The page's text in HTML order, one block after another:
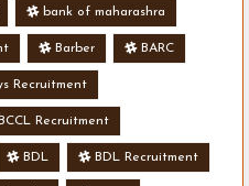
bank of maharashra
Barber BARC
Recruitment
Recruitment
BDL BDL Recruitment